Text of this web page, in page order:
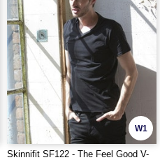
W1
Skinnifit SF122 - The Feel Good V-